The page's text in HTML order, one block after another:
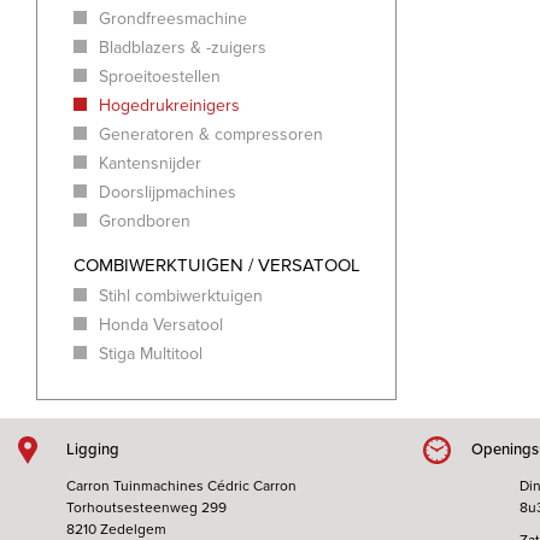
Grondfreesmachine
Bladblazers & -zuigers
Sproeitoestellen
Hogedrukreinigers
Generatoren & compressoren
Kantensnijder
Doorslijpmachines
Grondboren
COMBIWERKTUIGEN / VERSATOOL
Stihl combiwerktuigen
Honda Versatool
Stiga Multitool
Ligging
Carron Tuinmachines Cédric Carron
Torhoutsesteenweg 299
8210 Zedelgem